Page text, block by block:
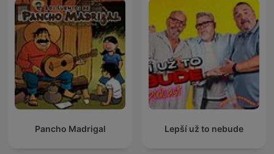
Pancho Madrigal Lepší už to nebude